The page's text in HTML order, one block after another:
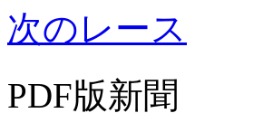
次のレース
PDF版新聞